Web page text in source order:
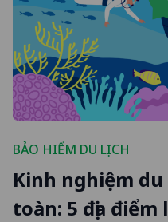
BẢO HIỂM DU LỊCH
Kinh nghiệm
toàn: 5 địa